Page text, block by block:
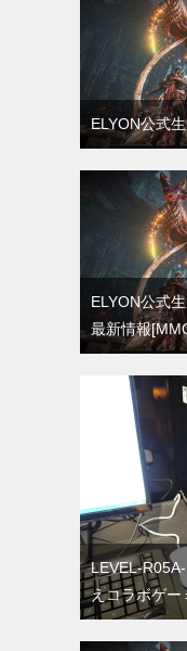
ELYON公式
ELYON公式
最新情報
LEVEL-
えコラボゲー